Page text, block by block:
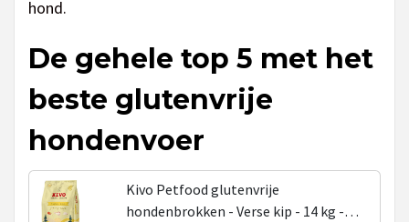
hond.
De gehele top 5 met het
beste glutenvrije
hondenvoer
Kivo Petfood glutenvrije
hondenbrokken - Verse kip - 14 kg -